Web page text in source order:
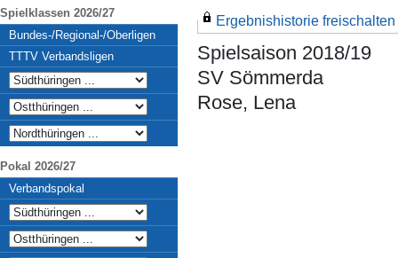
Spielklassen 2026/27
Bundes-/Regional-/Oberligen
TTTV Verbandsligen
Pokal 2026/27
Verbandspokal
Ergebnishistorie freischalten
Spielsaison 2018/19
SV Sömmerda
Rose, Lena